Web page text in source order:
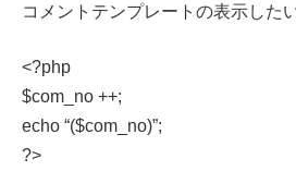
コメントテンプレートの表示した
<?php
$com_no ++;
echo “($com_no)”;
?>